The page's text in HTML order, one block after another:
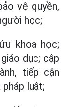
vệ quyền,
học;
khoa học;
dục; cập
tiếp cận
luật;